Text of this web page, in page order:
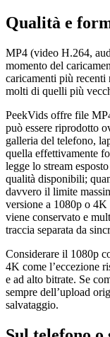
Qualità e
MP4 (video H.264,
momento del
caricamenti più
molti di quelli più
PeekVids offre file
può essere riprodotto
galleria del telefono,
quella effettivamente
legge lo stream
qualità disponibili;
davvero il limite
versione a 1080p o 4K
viene conservato e
traccia separata da
Considerare il 1080p
4K come l’eccezione
e ad alto bitrate. Se
sempre dell’upload
salvataggio.